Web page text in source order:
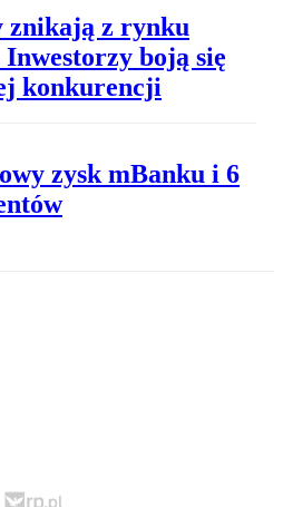
z rynku
Inwestorzy boją się
konkurencji
zysk mBanku i 6